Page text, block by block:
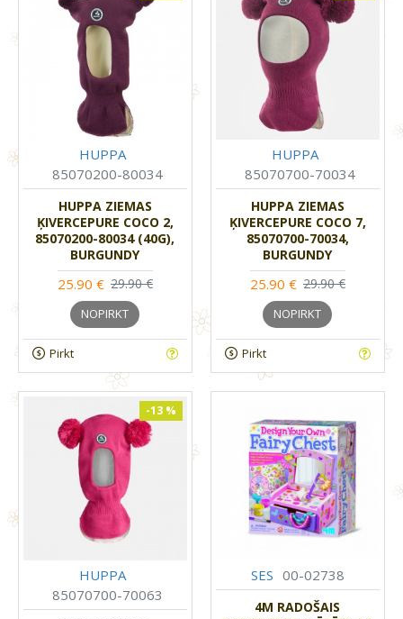
HUPPA
85070200-80034
HUPPA ZIEMAS
ĶIVERCEPURE COCO 2,
85070200-80034 (40G),
BURGUNDY
25.90 € 29.90 €
NOPIRKT
Pirkt
HUPPA
85070700-70034
HUPPA ZIEMAS
ĶIVERCEPURE COCO 7,
85070700-70034,
BURGUNDY
25.90 € 29.90 €
NOPIRKT
Pirkt
-13 %
HUPPA
85070700-70063
SES 00-02738
4M RADOŠAIS